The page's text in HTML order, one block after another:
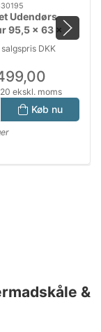
Udendørs
95,5 x 63 x
– Højt Kaninbur
og Smådyr
DKK
ekskl. moms
Køb nu
&